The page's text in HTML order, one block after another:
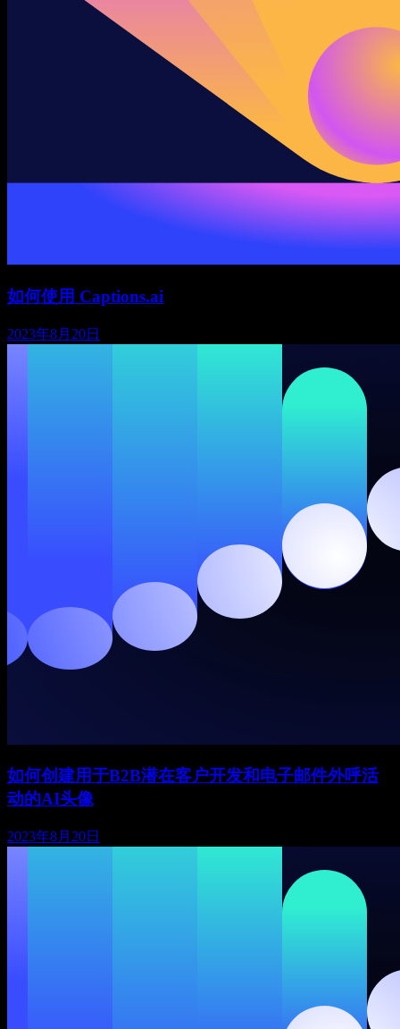
如何使用 Captions.ai
2023年8月20日
如何创建用于B2B潜在客户开发和电子邮件外呼活
动的AI头像
2023年8月20日